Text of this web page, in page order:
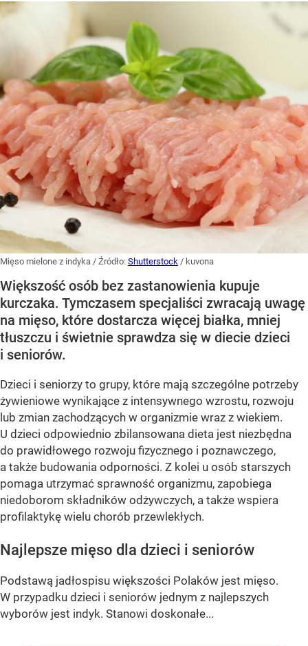
Mięso mielone z indyka / Źródło: Shutterstock / kuvona
Większość osób bez zastanowienia kupuje
kurczaka. Tymczasem specjaliści zwracają uwagę
na mięso, które dostarcza więcej białka, mniej
tłuszczu i świetnie sprawdza się w diecie dzieci
i seniorów.
Dzieci i seniorzy to grupy, które mają szczególne potrzeby
żywieniowe wynikające z intensywnego wzrostu, rozwoju
lub zmian zachodzących w organizmie wraz z wiekiem.
U dzieci odpowiednio zbilansowana dieta jest niezbędna
do prawidłowego rozwoju fizycznego i poznawczego,
a także budowania odporności. Z kolei u osób starszych
pomaga utrzymać sprawność organizmu, zapobiega
niedoborom składników odżywczych, a także wspiera
profilaktykę wielu chorób przewlekłych.
Najlepsze mięso dla dzieci i seniorów
Podstawą jadłospisu większości Polaków jest mięso.
W przypadku dzieci i seniorów jednym z najlepszych
wyborów jest indyk. Stanowi doskonałe...